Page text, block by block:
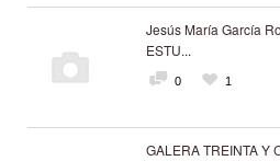
Jesús María García
ESTU...
0 1
GALERA TREINTA Y